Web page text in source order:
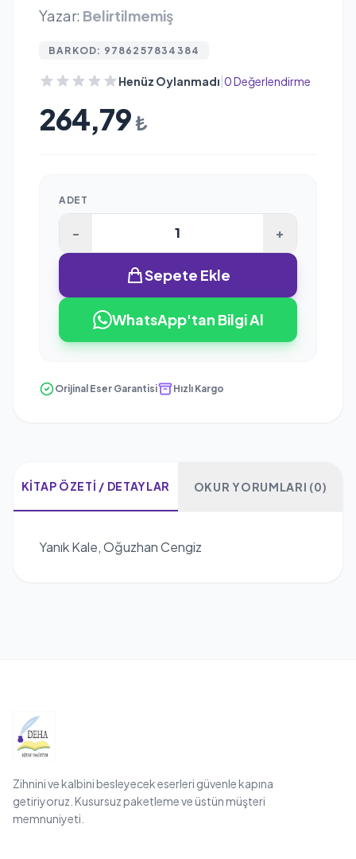
Yazar: Belirtilmemiş
BARKOD: 9786257834384
Henüz Oylanmadı 0 Değerlendirme
264,79 ₺
ADET
- +
Sepete Ekle
WhatsApp'tan Bilgi Al
Orijinal Eser Garantisi Hızlı Kargo
KITAP ÖZETI / DETAYLAR OKUR YORUMLARI (0)
Yanık Kale, Oğuzhan Cengiz
Zihnini ve kalbini besleyecek eserleri güvenle kapına
getiriyoruz. Kusursuz paketleme ve üstün müşteri
memnuniyeti.